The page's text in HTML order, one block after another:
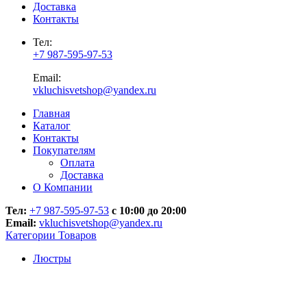
Доставка
Контакты
Тел:
+7 987-595-97-53
Email:
vkluchisvetshop@yandex.ru
Главная
Каталог
Контакты
Покупателям
Оплата
Доставка
О Компании
Тел: +7 987-595-97-53 с 10:00 до 20:00
Email: vkluchisvetshop@yandex.ru
Категории Товаров
Люстры